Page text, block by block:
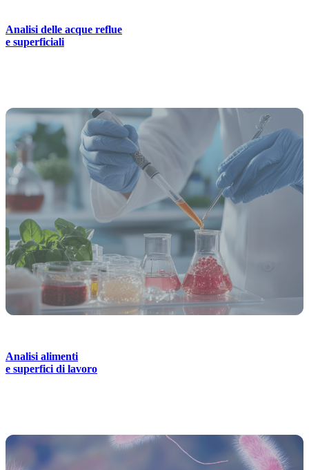
Analisi delle acque reflue
e superficiali
Analisi alimenti
e superfici di lavoro